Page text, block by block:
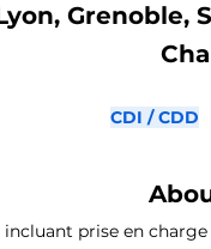
Grenoble,
CDI / CDD
prise en